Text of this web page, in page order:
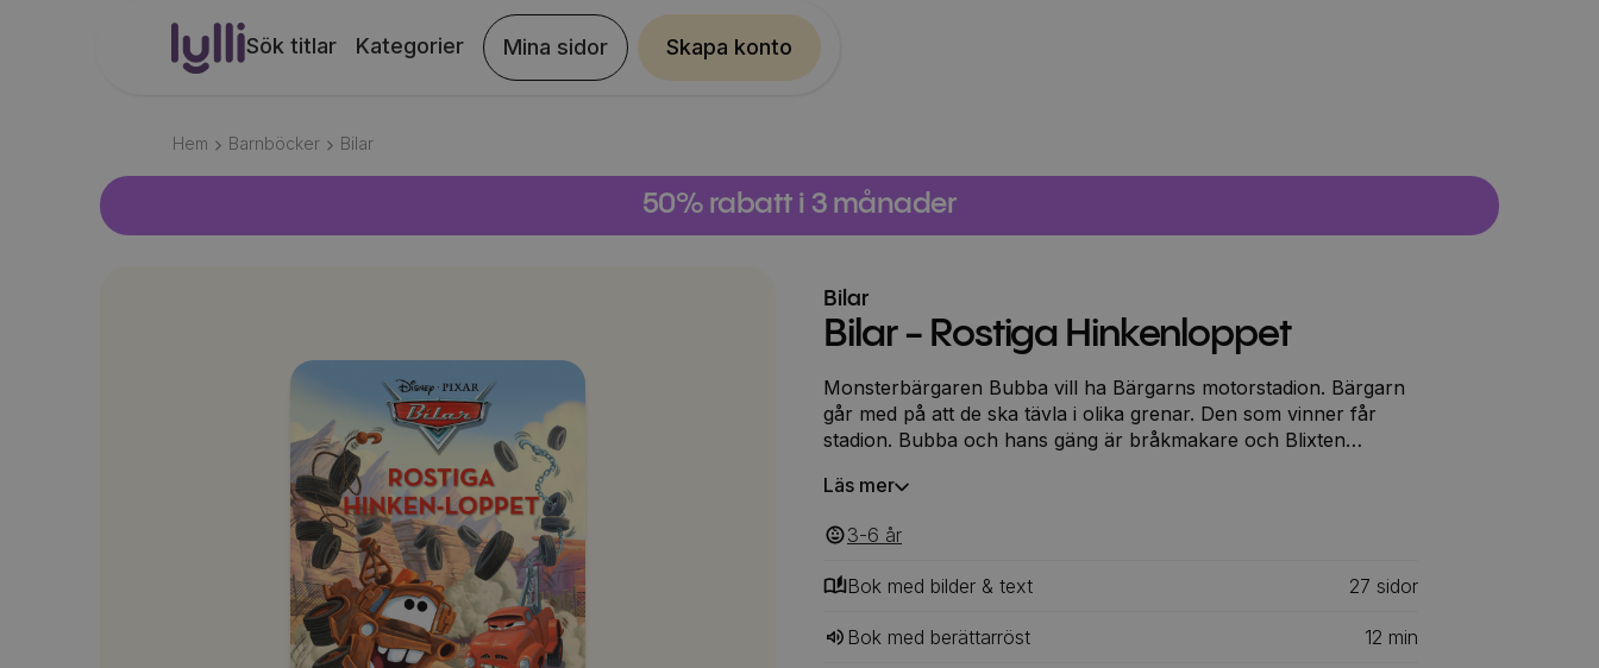
Sök titlar Kategorier Mina sidor Skapa konto
Hem Barnböcker Bilar
50% rabatt i 3 månader
Bilar
Bilar - Rostiga Hinkenloppet
Monsterbärgaren Bubba vill ha Bärgarns motorstadion. Bärgarn
går med på att de ska tävla i olika grenar. Den som vinner får
stadion. Bubba och hans gäng är bråkmakare och Blixten
Läs mer
3-6 ‎‎ år
Bok med bilder & text 27 ‎‎ sidor
Bok med berättarröst 12 min